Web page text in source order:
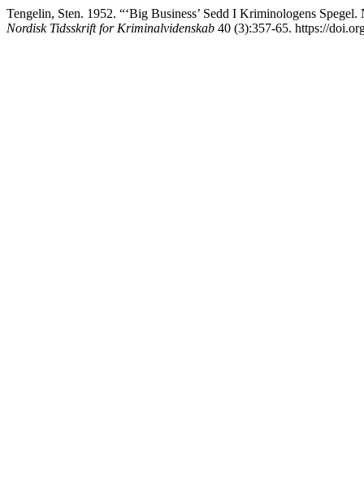
Tengelin, Sten. 1952. “‘Big Business’ Sedd I Kriminologens
Nordisk Tidsskrift for Kriminalvidenskab 40 (3):357-65. https://